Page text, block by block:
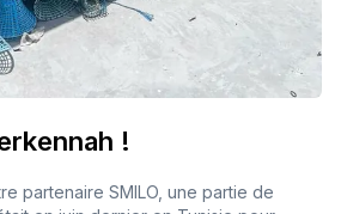
!
partenaire SMILO, une partie de